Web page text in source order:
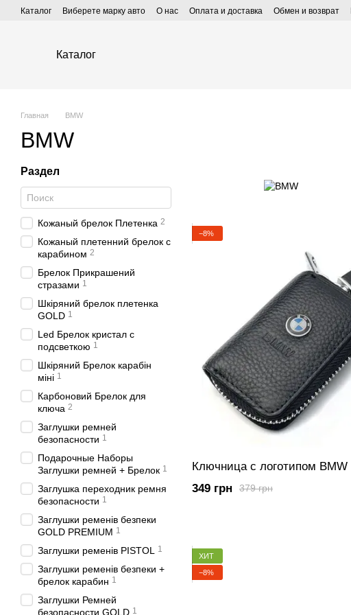
Перейти к основному контенту
Каталог Виберете марку авто О нас Оплата и доставка Обмен и возврат
Каталог
Главная BMW
BMW
−8%
Ключница с логотипом BMW
379 грн
349 грн
ХИТ
−8%
Раздел
Кожаный брелок Плетенка 2
Кожаный плетенний брелок с
карабином 2
Брелок Прикрашений
стразами 1
Шкіряний брелок плетенка
GOLD 1
Led Брелок кристал с
подсветкою 1
Шкіряний Брелок карабін
міні 1
Карбоновий Брелок для
ключа 2
Заглушки ремней
безопасности 1
Подарочные Наборы
Заглушки ремней + Брелок 1
Заглушка переходник ремня
безопасности 1
Заглушки ременів безпеки
GOLD PREMIUM 1
Заглушки ременів PISTOL 1
Заглушки ременів безпеки +
брелок карабин 1
Заглушки Ремней
безопасности GOLD 1